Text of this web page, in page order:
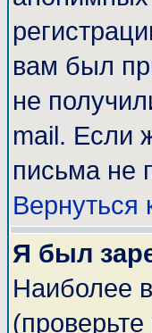
вам был
не
mail. Если
письма не
Вернуться
Я был
Наиболее